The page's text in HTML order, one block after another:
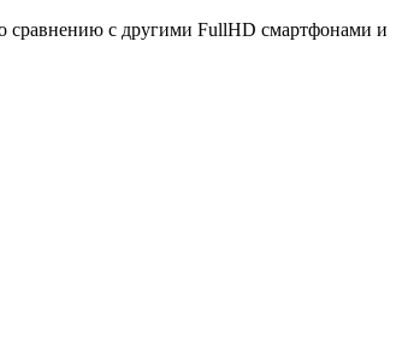
сравнению с другими FullHD смартфонами и